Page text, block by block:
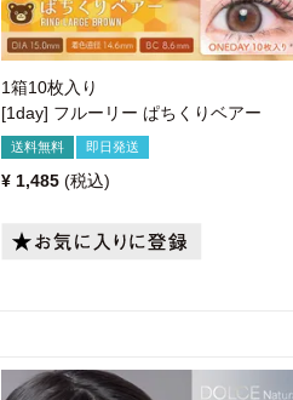
1箱10枚入り
[1day] フルーリー ぱちくりベアー
送料無料 即日発送
¥ 1,485 税込